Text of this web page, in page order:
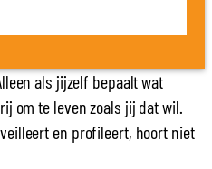
als jijzelf bepaalt wat
om te leven zoals jij dat wil.
en profileert, hoort niet